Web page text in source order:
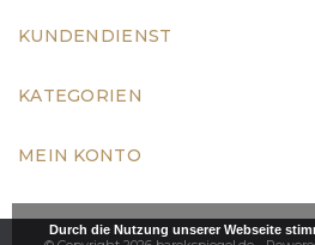
KUNDENDIENST
KATEGORIEN
MEIN KONTO
Durch die Nutzung unserer Webseite